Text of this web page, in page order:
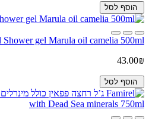
הוסף לסל
Shower gel Marula oil camelia 500ml
43.00₪
הוסף לסל